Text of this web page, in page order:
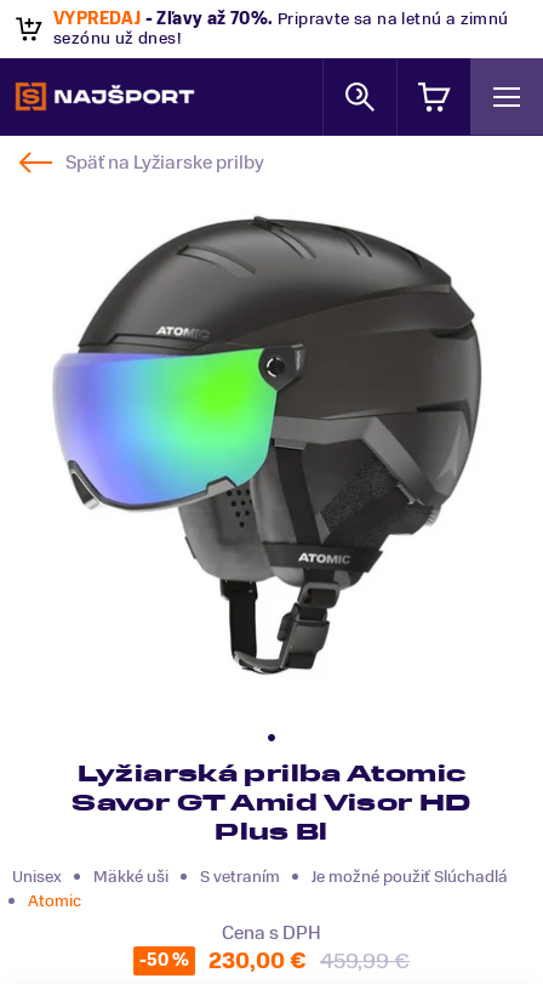
VÝPREDAJ - Zľavy až 70%. Pripravte sa na letnú a zimnú
sezónu už dnes!
Späť na Lyžiarske prilby
Lyžiarská prilba Atomic
Savor GT Amid Visor HD
Plus Bl
Unisex Mäkké uši S vetraním
Je možné použiť Slúchadlá
Atomic
Cena s DPH
-50 % 230,00 € 459,99 €